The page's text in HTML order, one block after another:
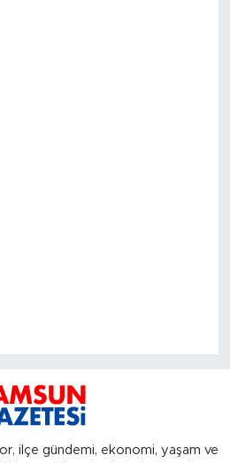
ilçe gündemi, ekonomi, yaşam ve